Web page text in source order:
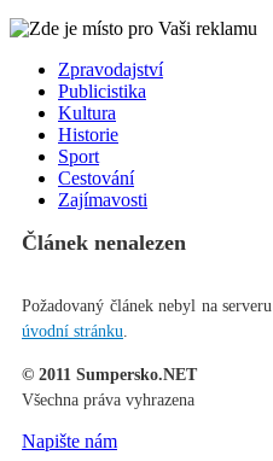
Zpravodajství
Publicistika
Kultura
Historie
Sport
Cestování
Zajímavosti
Článek nenalezen
Požadovaný článek nebyl na
úvodní stránku.
© 2011 Sumpersko.NET
Všechna práva vyhrazena
Napište nám